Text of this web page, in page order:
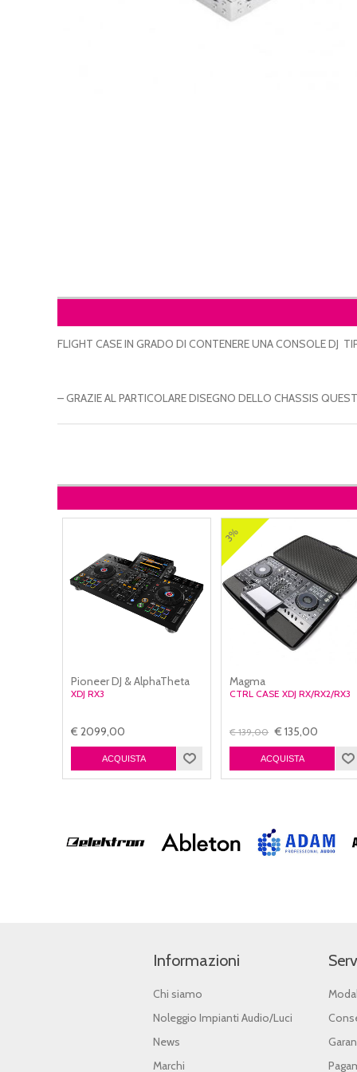
FLIGHT CASE IN GRADO DI CONTENERE UNA CONSOLE DJ
– GRAZIE AL PARTICOLARE DISEGNO DELLO CHASSIS
Pioneer DJ & AlphaTheta
XDJ RX3
€ 2099,00
3%
Magma
CTRL CASE XDJ RX/RX2/RX3
€ 139,00 € 135,00
Informazioni
Chi siamo
Noleggio Impianti Audio/Luci
News
Marchi